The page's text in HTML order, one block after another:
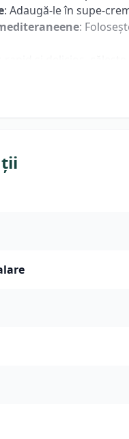
: Adaugă-le în supe-
: